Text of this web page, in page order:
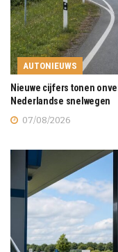
AUTONIEUWS
Nieuwe cijfers tonen
Nederlandse snelwegen
07/08/2026